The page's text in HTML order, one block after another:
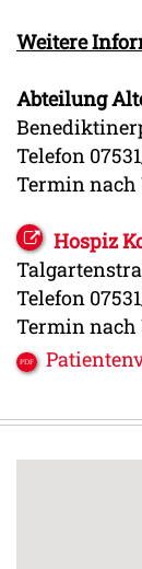
Weitere
Abteilung
Telefon
Termin nach
Hospiz
Telefon
Termin nach